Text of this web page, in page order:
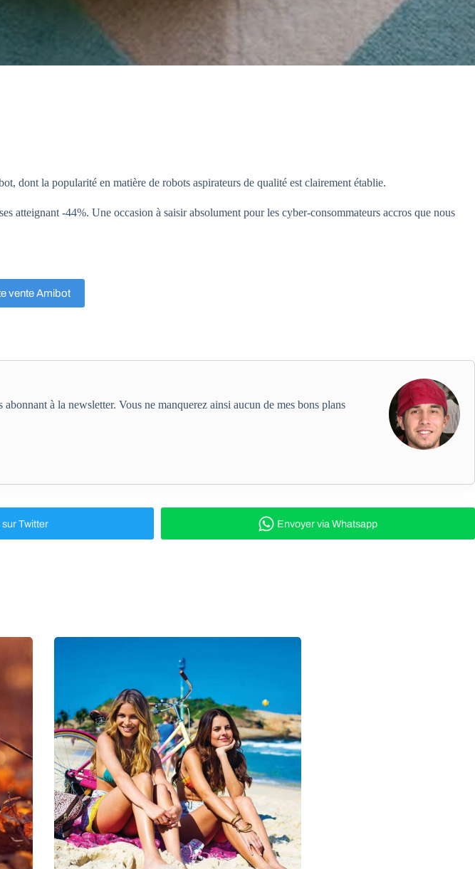
dont la popularité en matière de robots aspirateurs de qualité est clairement établie.
atteignant -44%. Une occasion à saisir absolument pour les cyber-consommateurs accros que nous
vente Amibot
à la newsletter. Vous ne manquerez ainsi aucun de mes bons plans
sur Twitter Envoyervia Whatsapp